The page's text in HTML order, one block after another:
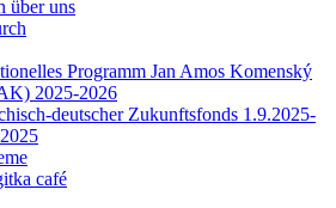
über uns
Programm Jan Amos Komenský
2025-2026
deutscher Zukunftsfonds 1.9.2025-
café